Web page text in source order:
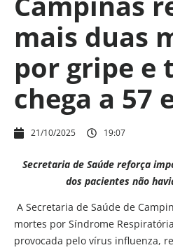
mais duas
por gripe e
chega a 57
21/10/2025 19:07
Secretaria de Saúde reforça
dos pacientes não
A Secretaria de Saúde de
mortes por Síndrome
provocada pelo vírus influenza,